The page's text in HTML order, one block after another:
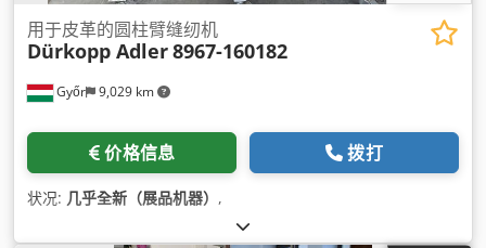
Győr 9,029 km
用于皮革的圆柱臂缝纫机
Dürkopp Adler8967-160182
价格信息 拨打
状况: 几乎全新（展品机器） ,